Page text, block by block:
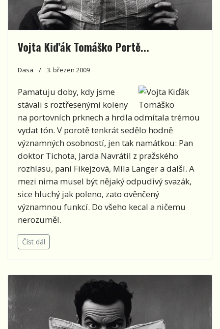
Vojta Kiďák Tomáško Portě...
Dasa 3. březen 2009
Pamatuju doby, kdy jsme
stávali s roztřesenými koleny
na portovních prknech a hrdla odmítala trémou
vydat tón. V porotě tenkrát sedělo hodně
významných osobností, jen tak namátkou: Pan
doktor Tichota, Jarda Navrátil z pražského
rozhlasu, paní Fikejzová, Míla Langer a další. A
mezi nima musel být nějaký odpudivý svazák,
sice hluchý jak poleno, zato ověnčený
významnou funkcí. Do všeho kecal a ničemu
nerozuměl.
Číst dál